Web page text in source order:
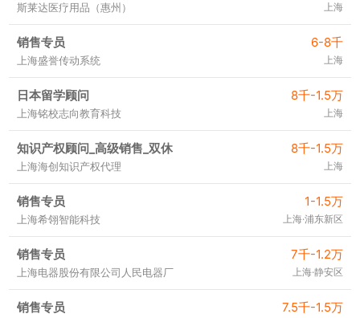
斯莱达医疗用品（惠州） 上海
销售专员 6-8千
上海盛誉传动系统 上海
日本留学顾问 8千-1.5万
上海铭校志向教育科技 上海
知识产权顾问_高级销售_双休 8千-1.5万
上海海创知识产权代理 上海
销售专员 1-1.5万
上海希翎智能科技 上海·浦东新区
销售专员 7千-1.2万
上海电器股份有限公司人民电器厂 上海·静安区
销售专员 7.5千-1.5万